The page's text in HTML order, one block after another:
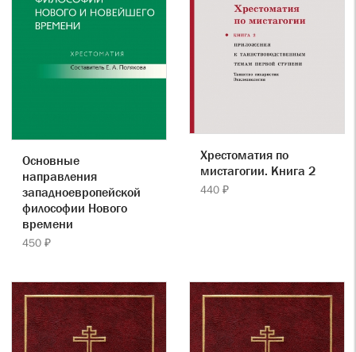
Основные
направления
западноевропейской
философии Нового
времени
450 ₽
Хрестоматия по
мистагогии. Книга 2
440 ₽